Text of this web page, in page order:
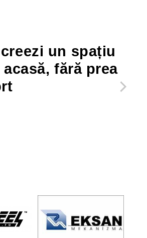
un spațiu
fără prea